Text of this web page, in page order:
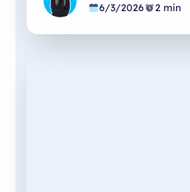
6/3/2026
2 min